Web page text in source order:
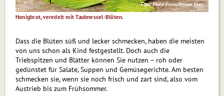
Foto: Flora Press/Otmar Diez
Honigbrot, veredelt mit Taubnessel-Blüten.
Dass die Blüten süß und lecker schmecken, haben die meisten
von uns schon als Kind festgestellt. Doch auch die
Triebspitzen und Blätter können Sie nutzen – roh oder
gedünstet für Salate, Suppen und Gemüsegerichte. Am besten
schmecken sie, wenn sie noch frisch und zart sind, also vom
Austrieb bis zum Frühsommer.